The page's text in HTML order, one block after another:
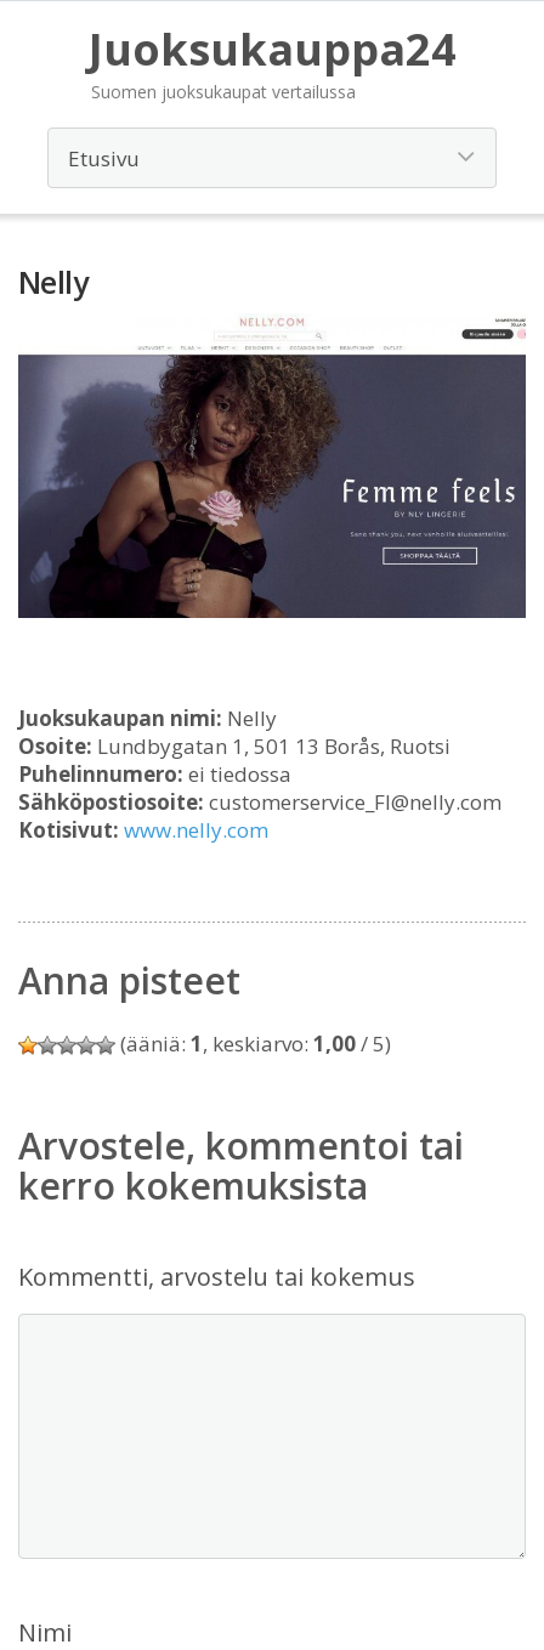
Juoksukauppa24
Suomen juoksukaupat vertailussa
Nelly
Juoksukaupan nimi: Nelly
Osoite: Lundbygatan 1, 501 13 Borås, Ruotsi
Puhelinnumero: ei tiedossa
Sähköpostiosoite: customerservice_FI@nelly.com
Kotisivut: www.nelly.com
Anna pisteet
(ääniä: 1, keskiarvo: 1,00/ 5)
Arvostele, kommentoi tai
kerro kokemuksista
Kommentti, arvostelu tai kokemus
Nimi